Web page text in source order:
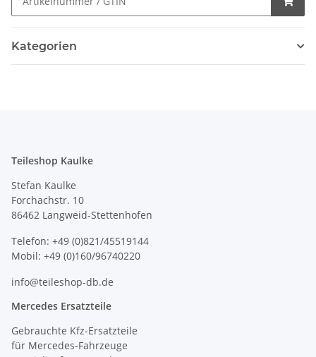
Kategorien
Teileshop Kaulke
Stefan Kaulke
Forchachstr. 10
86462 Langweid-Stettenhofen
Telefon: +49 (0)821/45519144
Mobil: +49 (0)160/96740220
info@teileshop-db.de
Mercedes Ersatzteile
Gebrauchte Kfz-Ersatzteile
für Mercedes-Fahrzeuge